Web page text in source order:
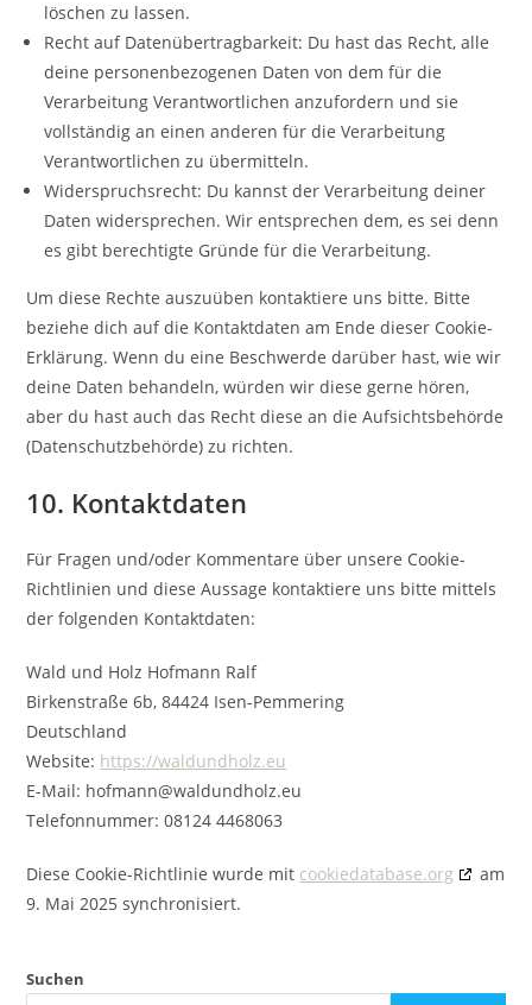
löschen zu lassen.
Recht auf Datenübertragbarkeit: Du hast das Recht, alle
deine personenbezogenen Daten von dem für die
Verarbeitung Verantwortlichen anzufordern und sie
vollständig an einen anderen für die Verarbeitung
Verantwortlichen zu übermitteln.
Widerspruchsrecht: Du kannst der Verarbeitung deiner
Daten widersprechen. Wir entsprechen dem, es sei denn
es gibt berechtigte Gründe für die Verarbeitung.
Um diese Rechte auszuüben kontaktiere uns bitte. Bitte
beziehe dich auf die Kontaktdaten am Ende dieser Cookie-
Erklärung. Wenn du eine Beschwerde darüber hast, wie wir
deine Daten behandeln, würden wir diese gerne hören,
aber du hast auch das Recht diese an die Aufsichtsbehörde
(Datenschutzbehörde) zu richten.
10. Kontaktdaten
Für Fragen und/oder Kommentare über unsere Cookie-
Richtlinien und diese Aussage kontaktiere uns bitte mittels
der folgenden Kontaktdaten:
Wald und Holz Hofmann Ralf
Birkenstraße 6b, 84424 Isen-Pemmering
Deutschland
Website: https://waldundholz.eu
E-Mail: hofmann@waldundholz.eu
Telefonnummer: 08124 4468063
Diese Cookie-Richtlinie wurde mit cookiedatabase.org
am
9. Mai 2025 synchronisiert.
Suchen